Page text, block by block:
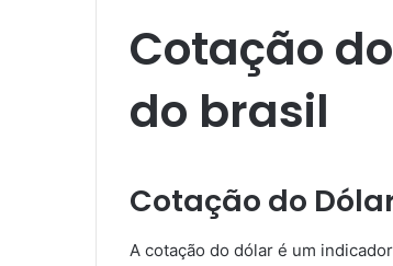
Cotação
do brasil​
Cotação do
A cotação do dólar é um